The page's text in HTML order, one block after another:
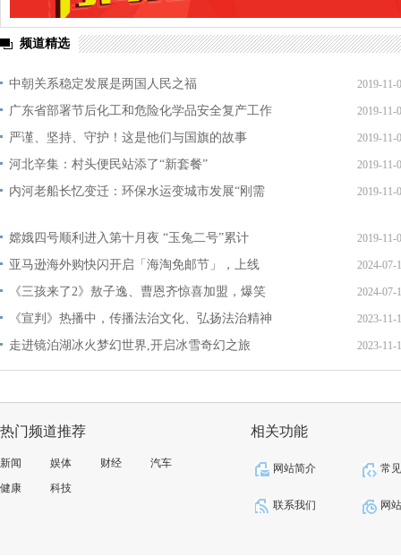
频道精选
中朝关系稳定发展是两国人民之福 2019-11-
广东省部署节后化工和危险化学品安全复产工作 2019-11-
严谨、坚持、守护！这是他们与国旗的故事 2019-11-
河北辛集：村头便民站添了“新套餐” 2019-11-
内河老船长忆变迁：环保水运变城市发展“刚需 2019-11-
嫦娥四号顺利进入第十月夜 “玉兔二号”累计 2019-11-
亚马逊海外购快闪开启「海淘免邮节」，上线 2024-07-
《三孩来了2》敖子逸、曹恩齐惊喜加盟，爆笑 2024-07-
《宣判》热播中，传播法治文化、弘扬法治精神 2023-11-
走进镜泊湖冰火梦幻世界,开启冰雪奇幻之旅 2023-11-
热门频道推荐
新闻 娱体 财经
汽车
健康
科技
相关功能
网站简介 常
联系我们 网